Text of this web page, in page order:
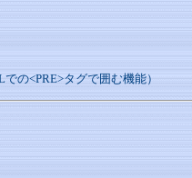
の<PRE>タグで囲む機能）